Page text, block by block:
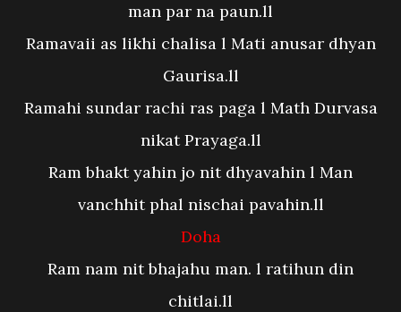
man par na paun.ll
Ramavaii as likhi chalisa l Mati anusar dhyan
Gaurisa.ll
Ramahi sundar rachi ras paga l Math Durvasa
nikat Prayaga.ll
Ram bhakt yahin jo nit dhyavahin l Man
vanchhit phal nischai pavahin.ll
Doha
Ram nam nit bhajahu man. l ratihun din
chitlai.ll